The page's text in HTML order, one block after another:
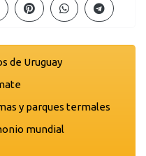
de Uruguay
y parques termales
mundial